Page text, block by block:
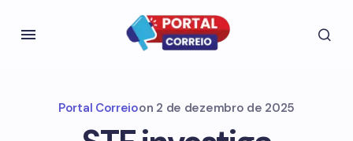
Portal Correioon 2 de dezembro de 2025